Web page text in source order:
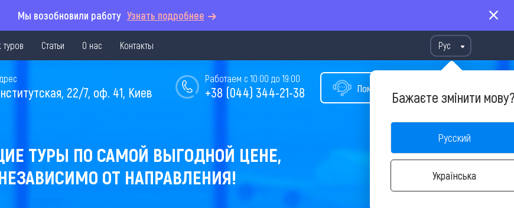
Мы возобновили работу Узнать подробнее
туров Статьи О нас Контакты Рус
Бажаєте змінити
Русский
Українська
Помощь в подборе тура
Работаем с 10:00 до 19:00
+38 (044) 344-21-38
22/7, оф. 41, Киев
ТУРЫ ПО САМОЙ ВЫГОДНОЙ ЦЕНЕ,
ОТ НАПРАВЛЕНИЯ!